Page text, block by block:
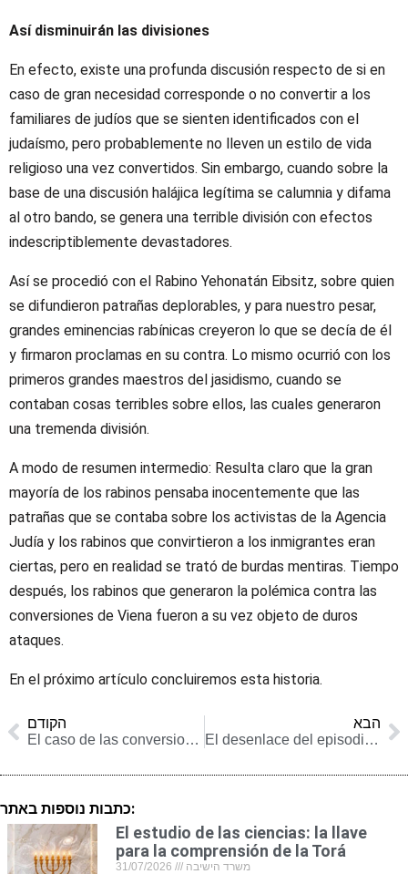
Así disminuirán las divisiones
En efecto, existe una profunda discusión respecto de si en
caso de gran necesidad corresponde o no convertir a los
familiares de judíos que se sienten identificados con el
judaísmo, pero probablemente no lleven un estilo de vida
religioso una vez convertidos. Sin embargo, cuando sobre la
base de una discusión halájica legítima se calumnia y difama
al otro bando, se genera una terrible división con efectos
indescriptiblemente devastadores.
Así se procedió con el Rabino Yehonatán Eibsitz, sobre quien
se difundieron patrañas deplorables, y para nuestro pesar,
grandes eminencias rabínicas creyeron lo que se decía de él
y firmaron proclamas en su contra. Lo mismo ocurrió con los
primeros grandes maestros del jasidismo, cuando se
contaban cosas terribles sobre ellos, las cuales generaron
una tremenda división.
A modo de resumen intermedio: Resulta claro que la gran
mayoría de los rabinos pensaba inocentemente que las
patrañas que se contaba sobre los activistas de la Agencia
Judía y los rabinos que convirtieron a los inmigrantes eran
ciertas, pero en realidad se trató de burdas mentiras. Tiempo
después, los rabinos que generaron la polémica contra las
conversiones de Viena fueron a su vez objeto de duros
ataques.
En el próximo artículo concluiremos esta historia.
הקודם
El caso de las conversiones en Viena
הבא
El desenlace del episodio de las conversiones de Viena
כתבות נוספות באתר:
El estudio de las ciencias: la llave
para la comprensión de la Torá
משרד הישיבה 31/07/2026